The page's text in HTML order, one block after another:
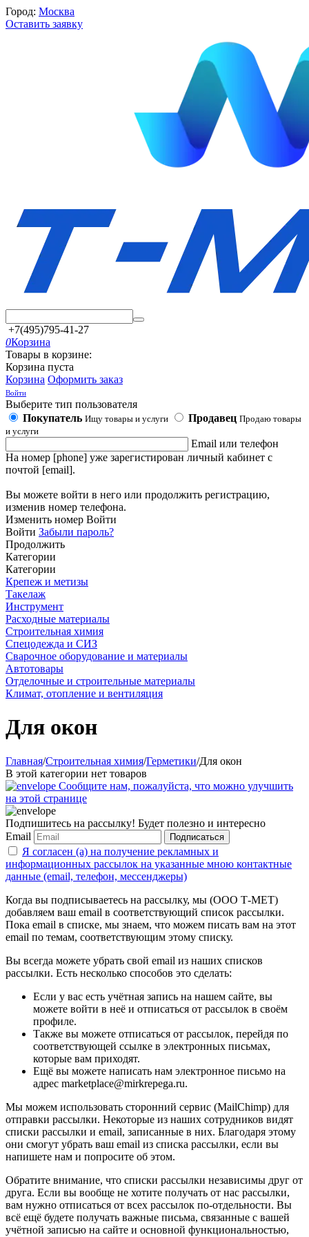
Город: Москва
Оставить заявку
+7(495)795-41-27
0Корзина
Товары в корзине:
Корзина пуста
Корзина Оформить заказ
Войти
Выберите тип пользователя
Покупатель Ищу товары и услуги Продавец Продаю товары
и услуги
Email или телефон
На номер [phone] уже зарегистирован личный кабинет с
почтой [email].
Вы можете войти в него или продолжить регистрацию,
изменив номер телефона.
Изменить номер Войти
Войти Забыли пароль?
Продолжить
Категории
Категории
Крепеж и метизы
Такелаж
Инструмент
Расходные материалы
Строительная химия
Спецодежда и СИЗ
Сварочное оборудование и материалы
Автотовары
Отделочные и строительные материалы
Климат, отопление и вентиляция
Для окон
Главная/Строительная химия/Герметики/Для окон
В этой категории нет товаров
Сообщите нам, пожалуйста, что можно улучшить
на этой странице
Подпишитесь на рассылку! Будет полезно и интересно
Email
Подписаться
Я согласен (а) на получение рекламных и
информационных рассылок на указанные мною контактные
данные (email, телефон, мессенджеры)
Когда вы подписываетесь на рассылку, мы (ООО Т-МЕТ)
добавляем ваш email в соответствующий список рассылки.
Пока email в списке, мы знаем, что можем писать вам на этот
email по темам, соответствующим этому списку.
Вы всегда можете убрать свой email из наших списков
рассылки. Есть несколько способов это сделать:
Если у вас есть учётная запись на нашем сайте, вы
можете войти в неё и отписаться от рассылок в своём
профиле.
Также вы можете отписаться от рассылок, перейдя по
соответствующей ссылке в электронных письмах,
которые вам приходят.
Ещё вы можете написать нам электронное письмо на
адрес marketplace@mirkrepega.ru.
Мы можем использовать сторонний сервис (MailChimp) для
отправки рассылки. Некоторые из наших сотрудников видят
списки рассылки и email, записанные в них. Благодаря этому
они смогут убрать ваш email из списка рассылки, если вы
напишете нам и попросите об этом.
Обратите внимание, что списки рассылки независимы друг от
друга. Если вы вообще не хотите получать от нас рассылки,
вам нужно отписаться от всех рассылок по-отдельности. Вы
всё ещё будете получать важные письма, связанные с вашей
учётной записью на сайте и основной функциональностью,